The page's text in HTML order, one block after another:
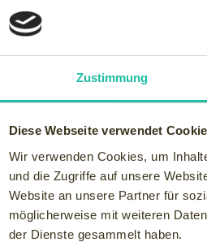
Zustimmung
Diese Webseite verwendet
Wir verwenden Cookies, um
und die Zugriffe auf unsere
Website an unsere Partner für
möglicherweise mit weiteren
der Dienste gesammelt haben.
einfach mal ein paar Tage
Wenn alle "abhauen" oder
Eckchen, neue oder toll
erholt hier wieder zu treffen.